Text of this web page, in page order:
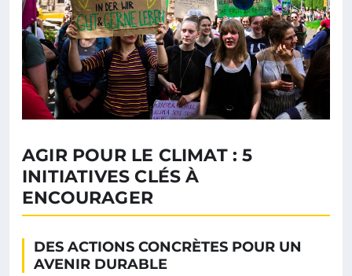
AGIR POUR LE CLIMAT : 5
INITIATIVES CLÉS À
ENCOURAGER
DES ACTIONS CONCRÈTES POUR UN
AVENIR DURABLE